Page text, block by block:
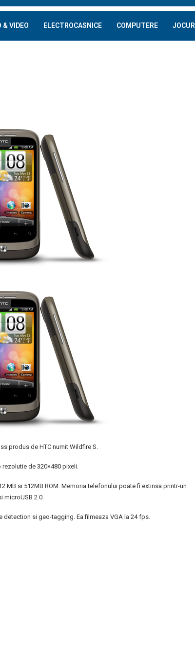
& VIDEO ELECTROCASNICE COMPUTERE JOCURI
produs de HTC numit Wildfire S.
de 320×480 pixeli.
MB si 512MB ROM. Memoria telefonului poate fi extinsa printr-un
microUSB 2.0.
si geo-tagging. Ea filmeaza VGA la 24 fps.